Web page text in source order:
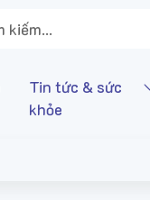
Tin tức & sức
khỏe